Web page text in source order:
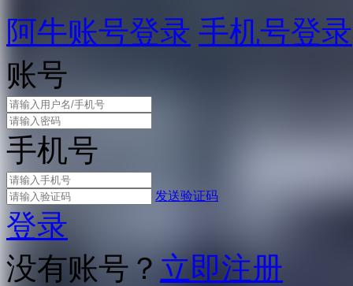
阿牛账号登录 手机号登录
账号
手机号
发送验证码
登录
没有账号？ 立即注册